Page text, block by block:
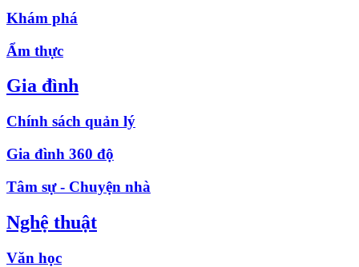
Khám phá
Ẩm thực
Gia đình
Chính sách quản lý
Gia đình 360 độ
Tâm sự - Chuyện nhà
Nghệ thuật
Văn học